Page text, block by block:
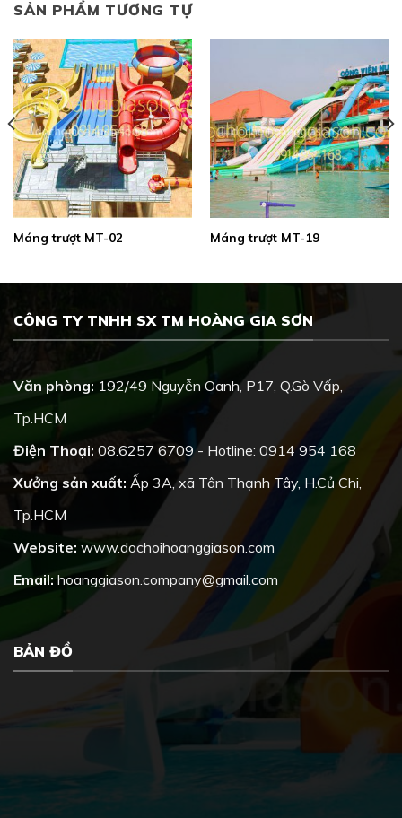
SẢN PHẨM TƯƠNG TỰ
Máng trượt MT-02 Máng trượt MT-19
CÔNG TY TNHH SX TM HOÀNG GIA SƠN
Văn phòng: 192/49 Nguyễn Oanh, P17, Q.Gò Vấp,
Tp.HCM
Điện Thoại: 08.6257 6709 - Hotline: 0914 954 168
Xưởng sản xuất: Ấp 3A, xã Tân Thạnh Tây, H.Củ Chi,
Tp.HCM
Website: www.dochoihoanggiason.com
Email:hoanggiason.company@gmail.com
BẢN ĐỒ